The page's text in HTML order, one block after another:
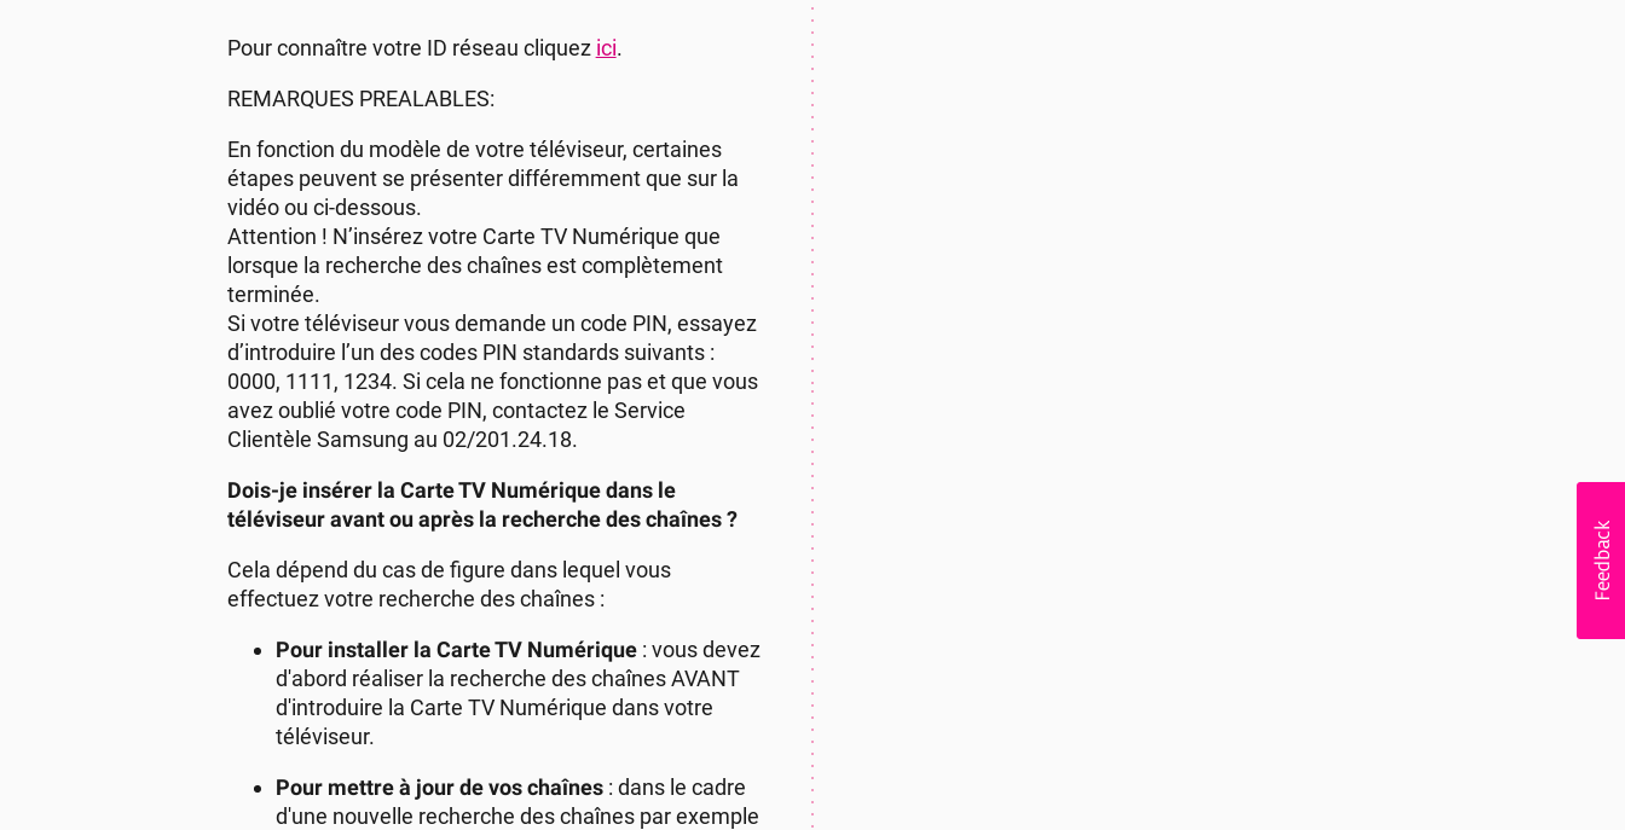
Pour connaître votre ID réseau cliquez ici.
REMARQUES PREALABLES:
En fonction du modèle de votre téléviseur, certaines
étapes peuvent se présenter différemment que sur la
vidéo ou ci-dessous.
Attention ! N’insérez votre Carte TV Numérique que
lorsque la recherche des chaînes est complètement
terminée.
Si votre téléviseur vous demande un code PIN, essayez
d’introduire l’un des codes PIN standards suivants :
0000, 1111, 1234. Si cela ne fonctionne pas et que vous
avez oublié votre code PIN, contactez le Service
Clientèle Samsung au 02/201.24.18.
Dois-je insérer la Carte TV Numérique dans le
téléviseur avant ou après la recherche des chaînes ?
Cela dépend du cas de figure dans lequel vous
effectuez votre recherche des chaînes :
Pour installer la Carte TV Numérique : vous devez
d'abord réaliser la recherche des chaînes AVANT
d'introduire la Carte TV Numérique dans votre
téléviseur.
Pour mettre à jour de vos chaînes : dans le cadre
d'une nouvelle recherche des chaînes par exemple